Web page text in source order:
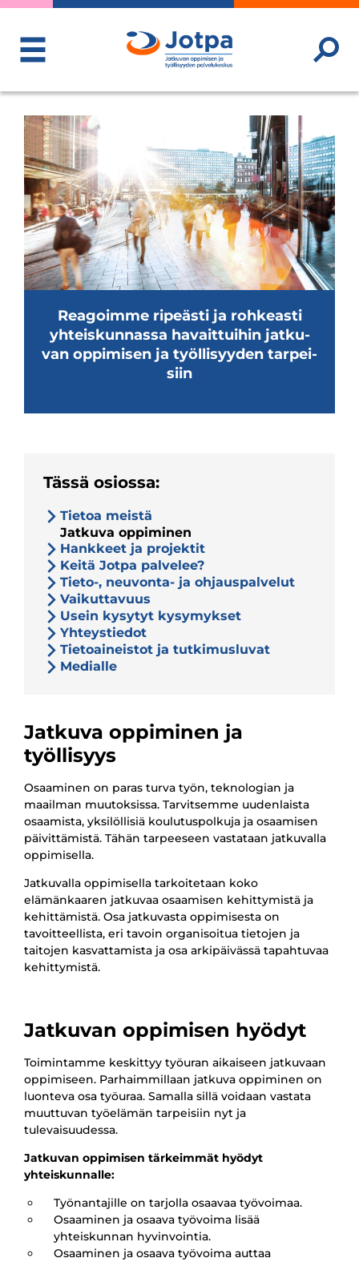
ToggleMenu
Rea­goimme ripeästi ja roh­keasti
yhteis­kun­nassa havait­tui­hin jat­ku­
van oppi­mi­sen ja työl­li­syy­den tar­pei­
siin
Tässä osiossa:
Tietoa meistä
Jatkuva oppiminen
Hankkeet ja projektit
Keitä Jotpa palvelee?
Tieto-, neuvonta- ja ohjauspalvelut
Vaikuttavuus
Usein kysytyt kysymykset
Yhteystiedot
Tietoaineistot ja tutkimusluvat
Medialle
Jatkuva oppiminen ja
työllisyys
Osaaminen on paras turva työn, teknologian ja
maailman muutoksissa. Tarvitsemme uudenlaista
osaamista, yksilöllisiä koulutuspolkuja ja osaamisen
päivittämistä. Tähän tarpeeseen vastataan jatkuvalla
oppimisella.
Jatkuvalla oppimisella tarkoitetaan koko
elämänkaaren jatkuvaa osaamisen kehittymistä ja
kehittämistä. Osa jatkuvasta oppimisesta on
tavoitteellista, eri tavoin organisoitua tietojen ja
taitojen kasvattamista ja osa arkipäivässä tapahtuvaa
kehittymistä.
Jatkuvan oppimisen hyödyt
Toimintamme keskittyy työuran aikaiseen jatkuvaan
oppimiseen. Parhaimmillaan jatkuva oppiminen on
luonteva osa työuraa. Samalla sillä voidaan vastata
muuttuvan työelämän tarpeisiin nyt ja
tulevaisuudessa.
Jatkuvan oppimisen tärkeimmät hyödyt
yhteiskunnalle:
Työnantajille on tarjolla osaavaa työvoimaa.
Osaaminen ja osaava työvoima lisää
yhteiskunnan hyvinvointia.
Osaaminen ja osaava työvoima auttaa